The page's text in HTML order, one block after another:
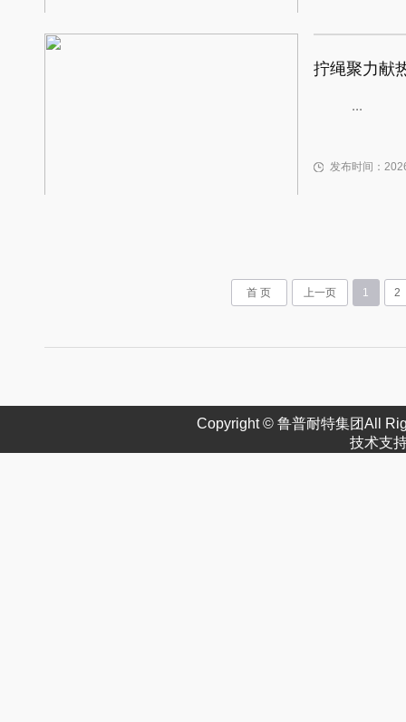
...
发布时间：
首 页 上一页 1 2
Copyright © 鲁普耐特集团All
技术支